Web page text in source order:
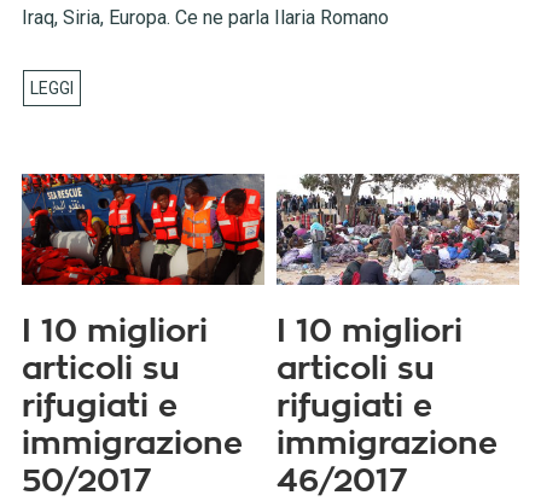
Iraq, Siria, Europa. Ce ne parla Ilaria Romano
I 10 migliori
articoli su
rifugiati e
immigrazione
50/2017
I 10 migliori
articoli su
rifugiati e
immigrazione
46/2017